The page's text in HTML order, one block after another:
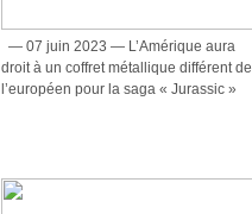
— 07 juin 2023 — L’Amérique aura
droit à un coffret métallique différent de
l’européen pour la saga « Jurassic »